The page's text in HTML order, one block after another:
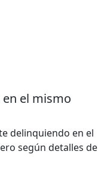
en el mismo
delinquiendo en el
según detalles de